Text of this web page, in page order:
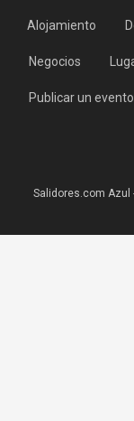
Alojamiento
Negocios
Publicar un evento
Salidores.com Azul